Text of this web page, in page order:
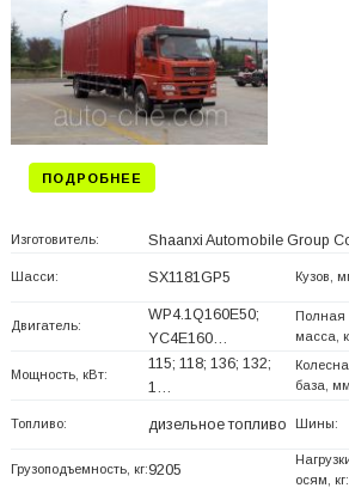
ПОДРОБНЕЕ
Изготовитель: Shaanxi Automobile Group
Шасси: SX1181GP5 Кузов,
Двигатель:
WP4.1Q160E50;
YC4E160…
Полная
масса,
Мощность, кВт:
115; 118; 136; 132;
1…
база,
Топливо: дизельное топливо Шины:
Грузоподъемность, кг:9205
осям, кг: